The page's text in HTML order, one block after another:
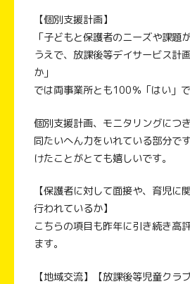
【個別支援計画】
「子どもと保護者のニーズや課題
うえで、放課後等デイサービス計
か」
では両事業所とも100％「はい」
個別支援計画、モニタリングにつ
同たいへん力をいれている部分で
けたことがとても嬉しいです。
【保護者に対して面接や、育児に
行われているか】
こちらの項目も昨年に引き続き高
ます。
【地域交流】【放課後等児童クラ